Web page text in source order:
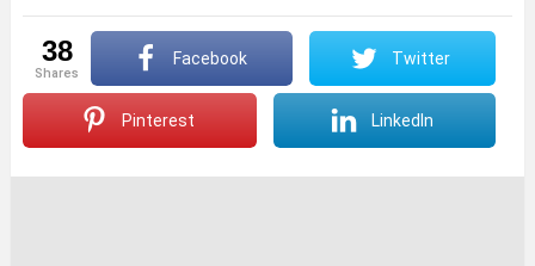
38
shares
Facebook Twitter
Pinterest LinkedIn